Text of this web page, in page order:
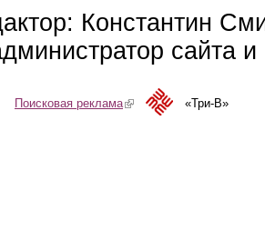
Константин
сайта
Поисковая реклама(link is external)«Три-В»